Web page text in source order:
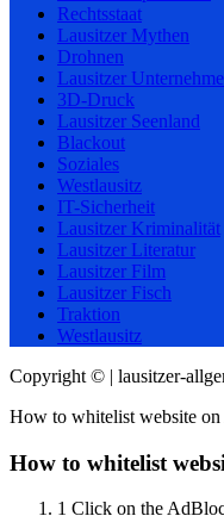
Rechtsstaat
Lausitzer Mythen
Drohnen
Lausitzer
3D-Druck
Lausitzer Seenland
Blackout
Soziales
Westlausitz
IT-Sicherheit
Lausitzer Kriminalität
Lausitzer Literatur
Lausitzer Film
Lausitzer Fisch
Traktion
Westlausitz
Copyright © | lausitzer-
How to whitelist website
How to whitelist
1 Click on the